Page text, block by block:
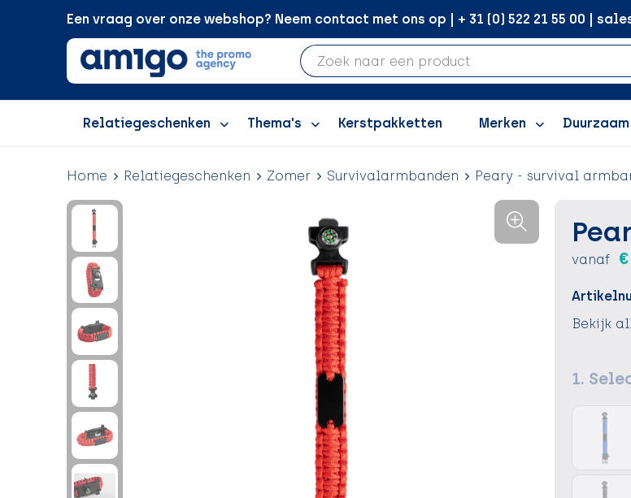
Een vraag over onze webshop? Neem contact met ons op | + 31 (0) 522 21 55 00 |
Relatiegeschenken Thema's Kerstpakketten Merken Duurzaam
Home Relatiegeschenken Zomer Survivalarmbanden Peary - survival
vanaf
Bekijk
1.